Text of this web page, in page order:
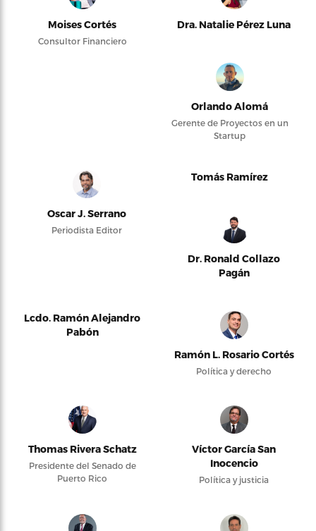
Moises Cortés
Consultor Financiero
Dra. Natalie Pérez Luna
Orlando Alomá
Gerente de Proyectos en un
Startup
Oscar J. Serrano
Periodista Editor
Tomás Ramírez
Dr. Ronald Collazo
Pagán
Lcdo. Ramón Alejandro
Pabón
Ramón L. Rosario Cortés
Política y derecho
Thomas Rivera Schatz
Presidente del Senado de
Puerto Rico
Víctor García San
Inocencio
Política y justicia